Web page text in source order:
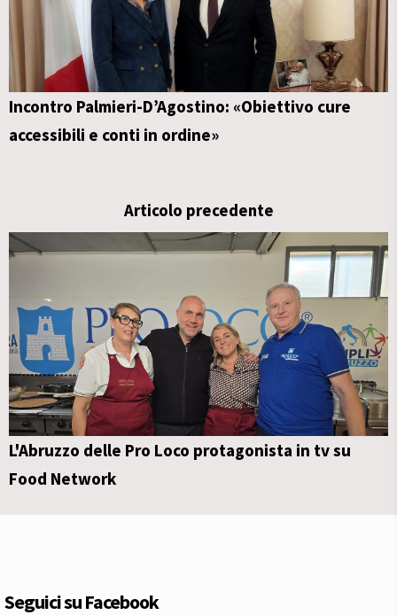
Incontro Palmieri-D’Agostino: «Obiettivo cure
accessibili e conti in ordine»
Articolo precedente
L'Abruzzo delle Pro Loco protagonista in tv su
Food Network
Seguici su Facebook